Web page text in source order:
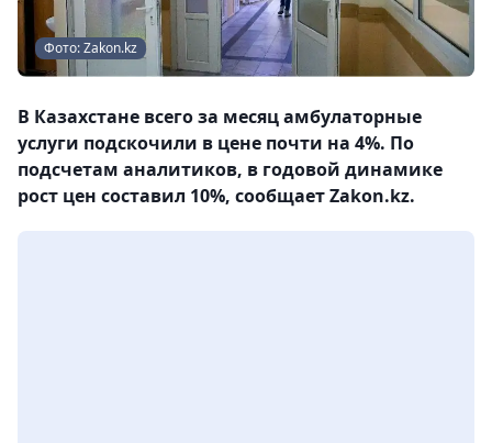
Фото: Zakon.kz
В Казахстане всего за месяц амбулаторные
услуги подскочили в цене почти на 4%. По
подсчетам аналитиков, в годовой динамике
рост цен составил 10%, сообщает Zakon.kz.